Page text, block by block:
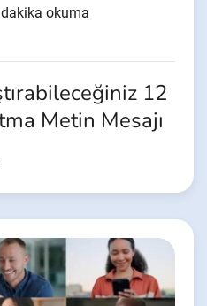
okuma
12
Metin Mesajı